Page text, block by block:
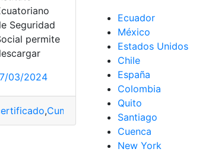
Recaudación
Seguridad
permite
03/2024
,Cumplimiento IESS,Obligaciones
Ecuador
México
Estados Unidos
Chile
España
Colombia
Quito
Santiago
Cuenca
New York